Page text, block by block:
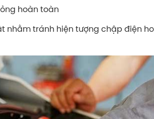
hoàn toàn
nhằm tránh hiện tượng chập điện